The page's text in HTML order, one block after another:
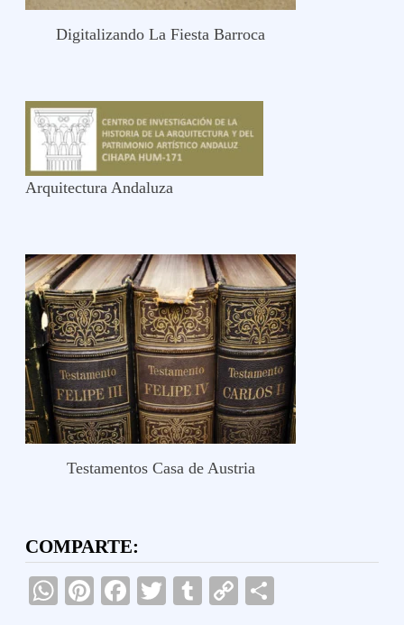
Digitalizando La Fiesta Barroca
Arquitectura Andaluza
Testamentos Casa de Austria
COMPARTE:
WhatsApp
Pinterest
Facebook
TwitterTumblr
Copy